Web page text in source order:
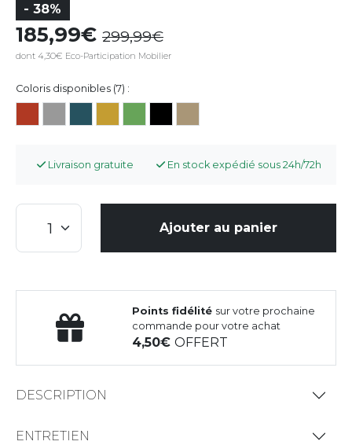
- 38%
185,99 299,99
dont 4,30€ Eco-Participation Mobilier
Coloris disponibles (7) :
Livraison gratuite En stock expédié sous 24h/72h
Ajouter au panier
Points fidélité sur votre prochaine
commande pour votre achat
4,50OFFERT
DESCRIPTION
ENTRETIEN